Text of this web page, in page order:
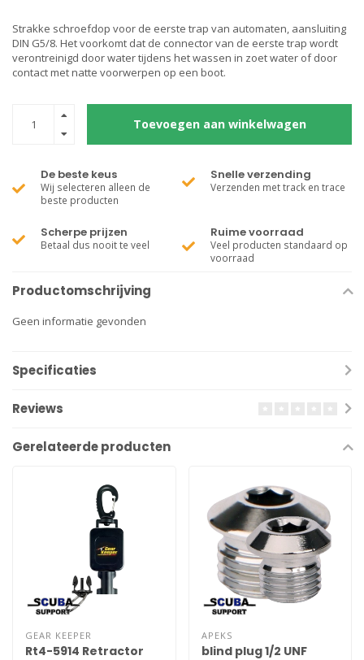
Strakke schroefdop voor de eerste trap van automaten, aansluiting
DIN G5/8. Het voorkomt dat de connector van de eerste trap wordt
verontreinigd door water tijdens het wassen in zoet water of door
contact met natte voorwerpen op een boot.
Toevoegen aan winkelwagen
De beste keus
Wij selecteren alleen de
beste producten
Snelle verzending
Verzenden met track en trace
Scherpe prijzen
Betaal dus nooit te veel
Ruime voorraad
Veel producten standaard op
voorraad
Productomschrijving
Geen informatie gevonden
Specificaties
Reviews
Gerelateerde producten
GEAR KEEPER
Rt4-5914 Retractor
APEKS
blind plug 1/2 UNF